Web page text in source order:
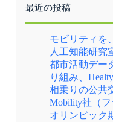
最近の投稿
モビリティを
人工知能研究
都市活動デー
り組み、
相乗りの公共
Mobility社（
オリンピック